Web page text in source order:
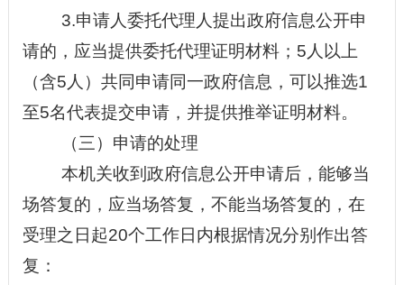
3.申请人委托代理人提出政府信息公开申
请的，应当提供委托代理证明材料；5人以上
（含5人）共同申请同一政府信息，可以推选1
至5名代表提交申请，并提供推举证明材料。
（三）申请的处理
本机关收到政府信息公开申请后，能够当
场答复的，应当场答复，不能当场答复的，在
受理之日起20个工作日内根据情况分别作出答
复：